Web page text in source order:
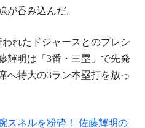
呑み込んだ。
れたドジャースとのプレシ
輝明は「3番・三塁」で先発
へ特大の3ラン本塁打を放っ
スネルを粉砕！ 佐藤輝明の